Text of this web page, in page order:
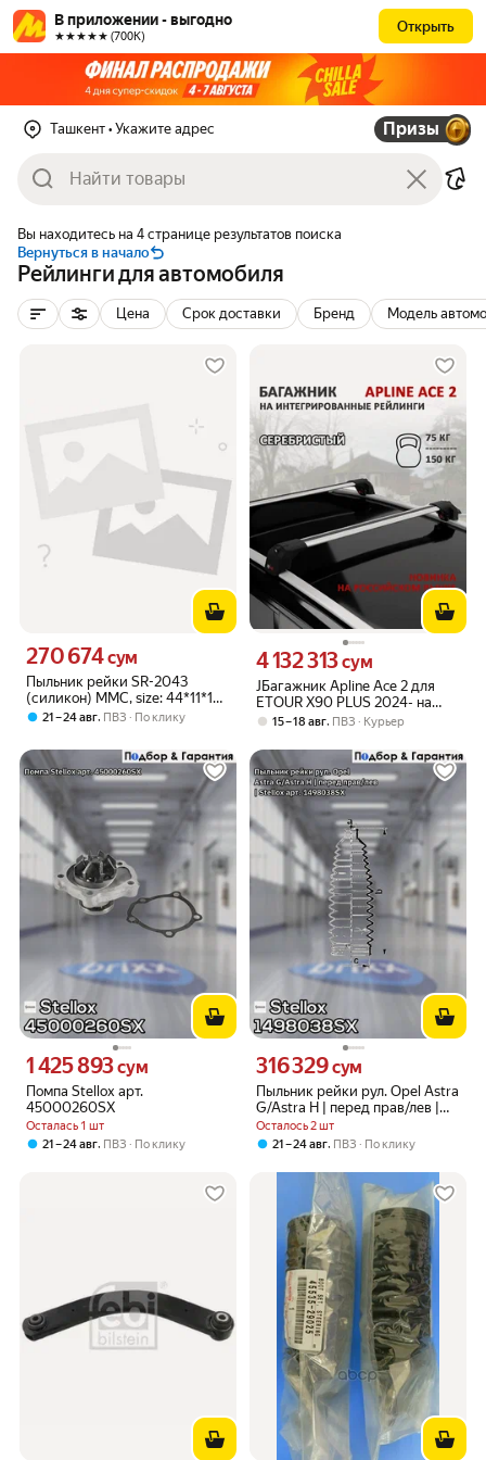
В приложении - выгодно
★★★★★ (700К)
Открыть
Ташкент • Укажите адрес Призы
Вы находитесь на 4 странице результатов поиска
Вернуться в начало
Рейлинги для автомобиля
Цена Срок доставки Бренд Модель
Пыльник рейки SR-2043
(силикон) MMC, size: 44*11*187
Форсаж арт. SR-2043
Цена 270674 сум вместо
270 674сум
21 – 24 авг, ПВЗ По клику
JБагажник Apline Ace 2 для
ETOUR X90 PLUS 2024- на
интегрированные рейлинги,
Цена 4132313 сум вместо
4 132 313сум
15 – 18 авг, ПВЗ Курьер
Помпа Stellox арт.
45000260SX
Осталась 1 шт
Цена 1425893 сум вместо
1 425 893сум
21 – 24 авг, ПВЗ По клику
Пыльник рейки рул. Opel Astra
G/Astra H | перед прав/лев |
Stellox арт. 1498038SX
Осталось 2 шт
Цена 316329 сум вместо
316 329сум
21 – 24 авг, ПВЗ По клику